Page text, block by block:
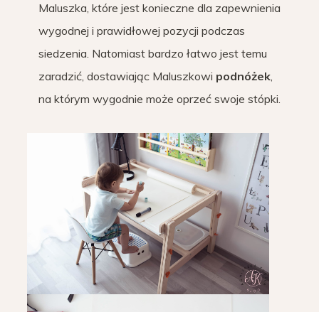
Maluszka, które jest konieczne dla zapewnienia
wygodnej i prawidłowej pozycji podczas
siedzenia. Natomiast bardzo łatwo jest temu
zaradzić, dostawiając Maluszkowi podnóżek,
na którym wygodnie może oprzeć swoje stópki.